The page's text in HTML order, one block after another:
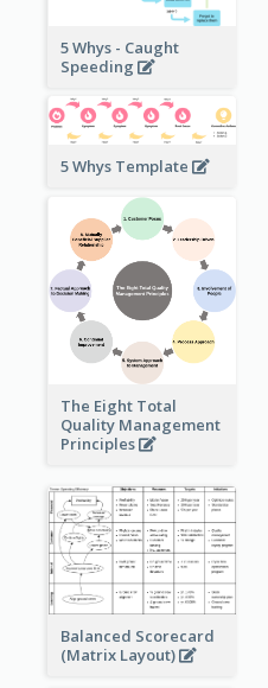
5 Whys - Caught
Speeding
5 Whys Template
The Eight Total
Quality Management
Principles
Balanced Scorecard
(Matrix Layout)